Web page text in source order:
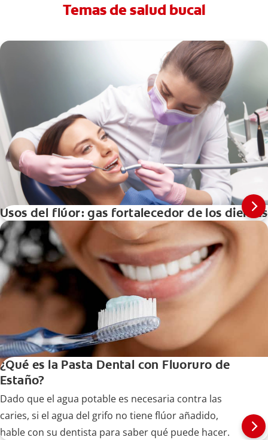
Temas de salud bucal
Usos del flúor: gas fortalecedor de los dientes
¿Qué es la Pasta Dental con Fluoruro de
Estaño?
Dado que el agua potable es necesaria contra las
caries, si el agua del grifo no tiene flúor añadido,
hable con su dentista para saber qué puede hacer.